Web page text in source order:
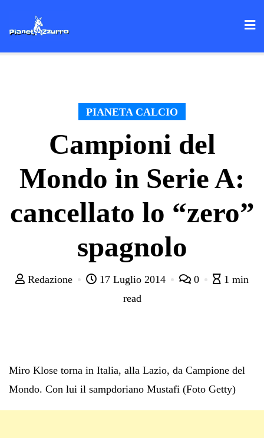
PIANETA CALCIO
Campioni del
Mondo in Serie A:
cancellato lo “zero”
spagnolo
Redazione 17 Luglio 2014 0
1 min
read
Miro Klose torna in Italia, alla Lazio, da Campione del
Mondo. Con lui il sampdoriano Mustafi (Foto Getty)